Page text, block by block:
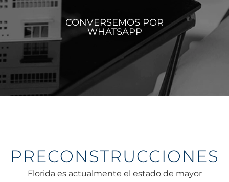
CONVERSEMOS POR
WHATSAPP
PRECONSTRUCCIONES
Florida es actualmente el estado de mayor